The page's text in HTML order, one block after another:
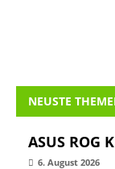
NEUSTE
ASUS ROG
6. August 2026